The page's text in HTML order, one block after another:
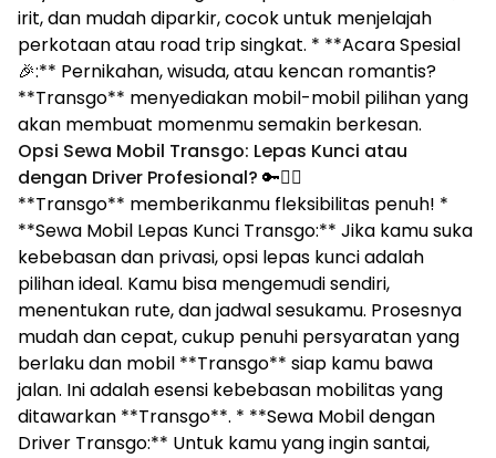
irit, dan mudah diparkir, cocok untuk menjelajah
perkotaan atau road trip singkat. * **Acara Spesial
🎉:** Pernikahan, wisuda, atau kencan romantis?
**Transgo** menyediakan mobil-mobil pilihan yang
akan membuat momenmu semakin berkesan.
Opsi Sewa Mobil Transgo: Lepas Kunci atau
dengan Driver Profesional? 🔑👨‍✈️
**Transgo** memberikanmu fleksibilitas penuh! *
**Sewa Mobil Lepas Kunci Transgo:** Jika kamu suka
kebebasan dan privasi, opsi lepas kunci adalah
pilihan ideal. Kamu bisa mengemudi sendiri,
menentukan rute, dan jadwal sesukamu. Prosesnya
mudah dan cepat, cukup penuhi persyaratan yang
berlaku dan mobil **Transgo** siap kamu bawa
jalan. Ini adalah esensi kebebasan mobilitas yang
ditawarkan **Transgo**. * **Sewa Mobil dengan
Driver Transgo:** Untuk kamu yang ingin santai,